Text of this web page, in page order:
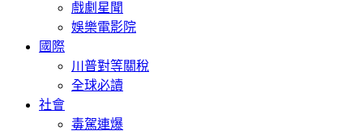
戲劇星聞
娛樂電影院
國際
川普對等關稅
全球必讀
社會
毒駕連爆